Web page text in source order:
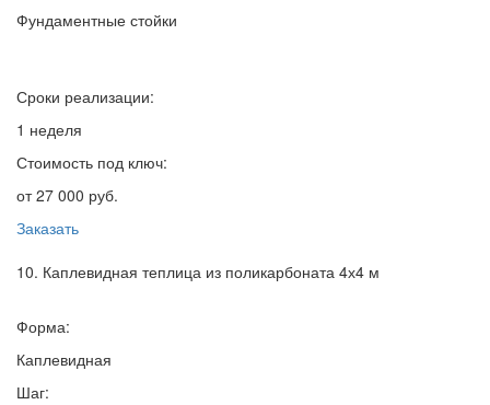
Фундаментные стойки
Сроки реализации:
1 неделя
Стоимость под ключ:
от 27 000 руб.
Заказать
10. Каплевидная теплица из поликарбоната 4х4 м
Форма:
Каплевидная
Шаг: